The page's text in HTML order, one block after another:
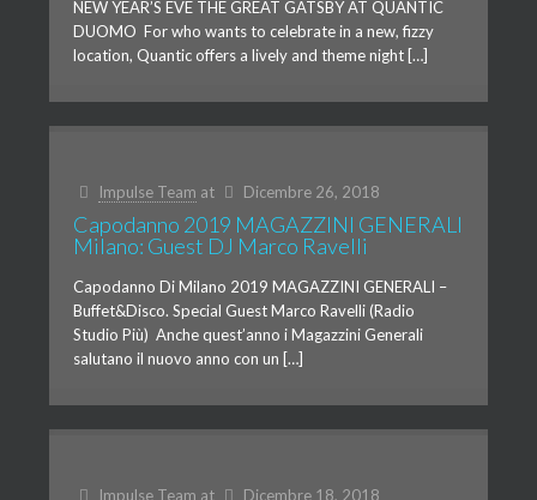
NEW YEAR’S EVE THE GREAT GATSBY AT QUANTIC
DUOMO For who wants to celebrate in a new, fizzy
location, Quantic offers a lively and theme night […]
Impulse Team at Dicembre 26, 2018
Capodanno 2019 MAGAZZINI GENERALI
Milano: Guest DJ Marco Ravelli
Capodanno Di Milano 2019 MAGAZZINI GENERALI –
Buffet&Disco. Special Guest Marco Ravelli (Radio
Studio Più) Anche quest’anno i Magazzini Generali
salutano il nuovo anno con un […]
Impulse Team at Dicembre 18, 2018